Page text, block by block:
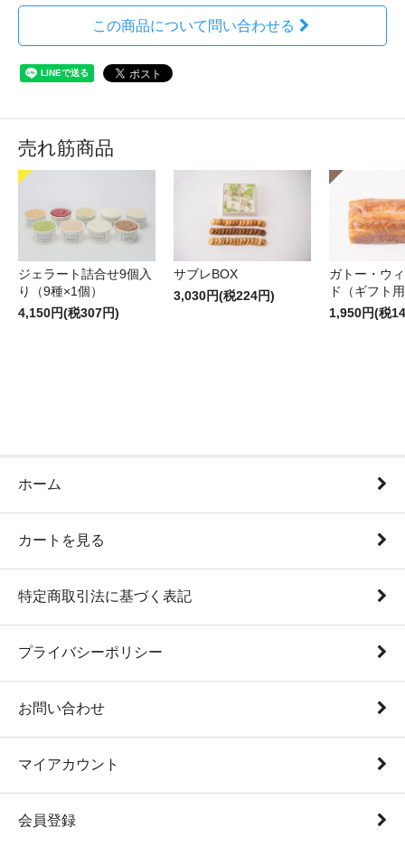
この商品について問い合わせる
売れ筋商品
ジェラート詰合せ9個入
り（9種×1個）
4,150円(税307円)
サブレBOX
3,030円(税224円)
ガトー・ウ
ド（ギフト
1,950円(税
ホーム
カートを見る
特定商取引法に基づく表記
プライバシーポリシー
お問い合わせ
マイアカウント
会員登録